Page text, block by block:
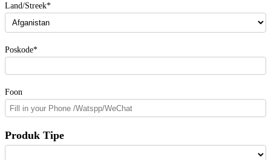
Land/Streek*
Poskode*
Foon
Produk Tipe